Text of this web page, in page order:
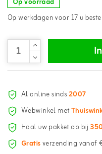
Op werkdagen voor 17 u
Al online sinds2007
Webwinkel met
Haal uw pakket op bij
Gratisverzending vanaf